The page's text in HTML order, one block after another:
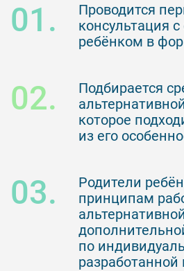
01.
Проводится
консультация
ребёнком в
02.
Подбирается
которое
из его
03.
Родители
принципам
по